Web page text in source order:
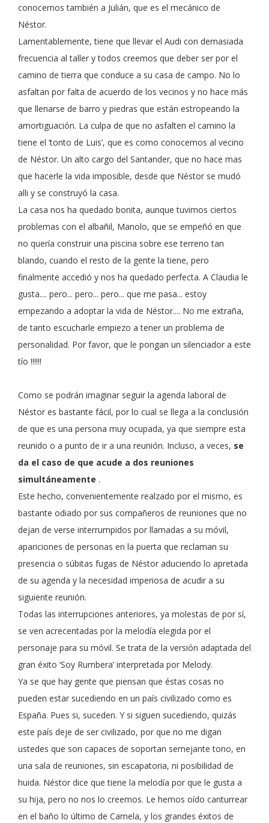
conocemos también a Julián, que es el mecánico de
Néstor.
Lamentablemente, tiene que llevar el Audi con demasiada
frecuencia al taller y todos creemos que deber ser por el
camino de tierra que conduce a su casa de campo. No lo
asfaltan por falta de acuerdo de los vecinos y no hace más
que llenarse de barro y piedras que están estropeando la
amortiguación. La culpa de que no asfalten el camino la
tiene el ‘tonto de Luis’, que es como conocemos al vecino
de Néstor. Un alto cargo del Santander, que no hace mas
que hacerle la vida imposible, desde que Néstor se mudó
alli y se construyó la casa.
La casa nos ha quedado bonita, aunque tuvimos ciertos
problemas con el albañil, Manolo, que se empeñó en que
no quería construir una piscina sobre ese terreno tan
blando, cuando el resto de la gente la tiene, pero
finalmente accedió y nos ha quedado perfecta. A Claudia le
gusta.... pero... pero... pero... que me pasa... estoy
empezando a adoptar la vida de Néstor.... No me extraña,
de tanto escucharle empiezo a tener un problema de
personalidad. Por favor, que le pongan un silenciador a este
tío !!!!!!
Como se podrán imaginar seguir la agenda laboral de
Néstor es bastante fácil, por lo cual se llega a la conclusión
de que es una persona muy ocupada, ya que siempre esta
reunido o a punto de ir a una reunión. Incluso, a veces, se
da el caso de que acude a dos reuniones
simultáneamente .
Este hecho, convenientemente realzado por el mismo, es
bastante odiado por sus compañeros de reuniones que no
dejan de verse interrumpidos por llamadas a su móvil,
apariciones de personas en la puerta que reclaman su
presencia o súbitas fugas de Néstor aduciendo lo apretada
de su agenda y la necesidad imperiosa de acudir a su
siguiente reunión.
Todas las interrupciones anteriores, ya molestas de por sí,
se ven acrecentadas por la melodía elegida por el
personaje para su móvil. Se trata de la versión adaptada del
gran éxito ‘Soy Rumbera’ interpretada por Melody.
Ya se que hay gente que piensan que éstas cosas no
pueden estar sucediendo en un país civilizado como es
España. Pues si, suceden. Y si siguen sucediendo, quizás
este país deje de ser civilizado, por que no me digan
ustedes que son capaces de soportan semejante tono, en
una sala de reuniones, sin escapatoria, ni posibilidad de
huida. Néstor dice que tiene la melodía por que le gusta a
su hija, pero no nos lo creemos. Le hemos oído canturrear
en el baño lo último de Camela, y los grandes éxitos de